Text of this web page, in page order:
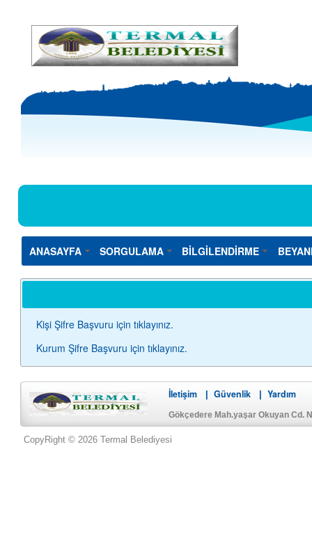
ANASAYFA SORGULAMA BİLGİLENDİRME
Kişi Şifre Başvuru için tıklayınız.
Kurum Şifre Başvuru için tıklayınız.
İletişim Güvenlik Yardım
Gökçedere Mah.yaşar Okuyan Cd.
CopyRight © 2026 Termal Belediyesi